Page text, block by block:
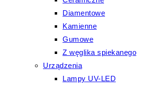
Diamentowe
Kamienne
Gumowe
Z węglika spiekanego
Urządzenia
Lampy UV-LED